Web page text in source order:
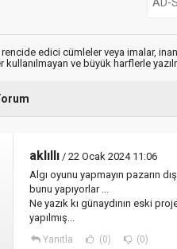
edici cümleler veya imalar,
kullanılmayan ve büyük harflerle
aklıllı / 22 Ocak 2024 11:06
Algı oyunu yapmayın pazarın
bunu yapıyorlar ...
Ne yazık kı günaydının eski
yapılmış...
Yanıtla (0) (0)